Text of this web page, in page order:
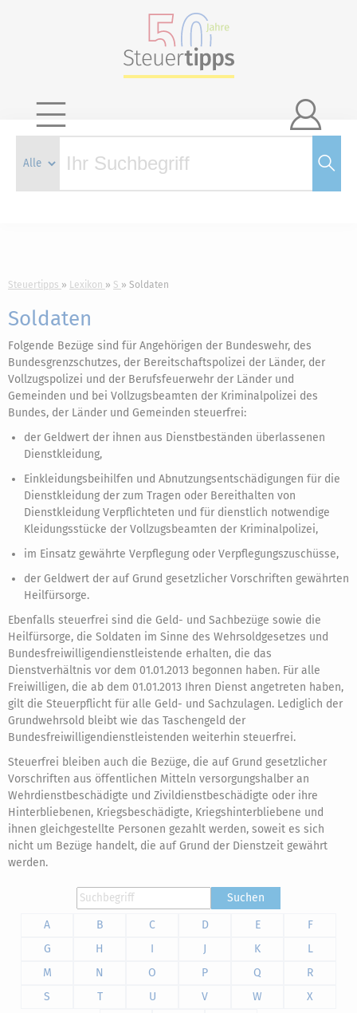

Steuertipps Lexikon S Soldaten
Soldaten
Folgende Bezüge sind für Angehörigen der Bundeswehr, des
Bundesgrenzschutzes, der Bereitschaftspolizei der Länder, der
Vollzugspolizei und der Berufsfeuerwehr der Länder und
Gemeinden und bei Vollzugsbeamten der Kriminalpolizei des
Bundes, der Länder und Gemeinden steuerfrei:
der Geldwert der ihnen aus Dienstbeständen überlassenen
Dienstkleidung,
Einkleidungsbeihilfen und Abnutzungsentschädigungen für die
Dienstkleidung der zum Tragen oder Bereithalten von
Dienstkleidung Verpflichteten und für dienstlich notwendige
Kleidungsstücke der Vollzugsbeamten der Kriminalpolizei,
im Einsatz gewährte Verpflegung oder Verpflegungszuschüsse,
der Geldwert der auf Grund gesetzlicher Vorschriften gewährten
Heilfürsorge.
Ebenfalls steuerfrei sind die Geld- und Sachbezüge sowie die
Heilfürsorge, die Soldaten im Sinne des Wehrsoldgesetzes und
Bundesfreiwilligendienstleistende erhalten, die das
Dienstverhältnis vor dem 01.01.2013 begonnen haben. Für alle
Freiwilligen, die ab dem 01.01.2013 Ihren Dienst angetreten haben,
gilt die Steuerpflicht für alle Geld- und Sachzulagen. Lediglich der
Grundwehrsold bleibt wie das Taschengeld der
Bundesfreiwilligendienstleistenden weiterhin steuerfrei.
Steuerfrei bleiben auch die Bezüge, die auf Grund gesetzlicher
Vorschriften aus öffentlichen Mitteln versorgungshalber an
Wehrdienstbeschädigte und Zivildienstbeschädigte oder ihre
Hinterbliebenen, Kriegsbeschädigte, Kriegshinterbliebene und
ihnen gleichgestellte Personen gezahlt werden, soweit es sich
nicht um Bezüge handelt, die auf Grund der Dienstzeit gewährt
werden.
Suchen
A
B C D E
F
G
H I J K
L
M
N O P Q
R
S
T U V W
X